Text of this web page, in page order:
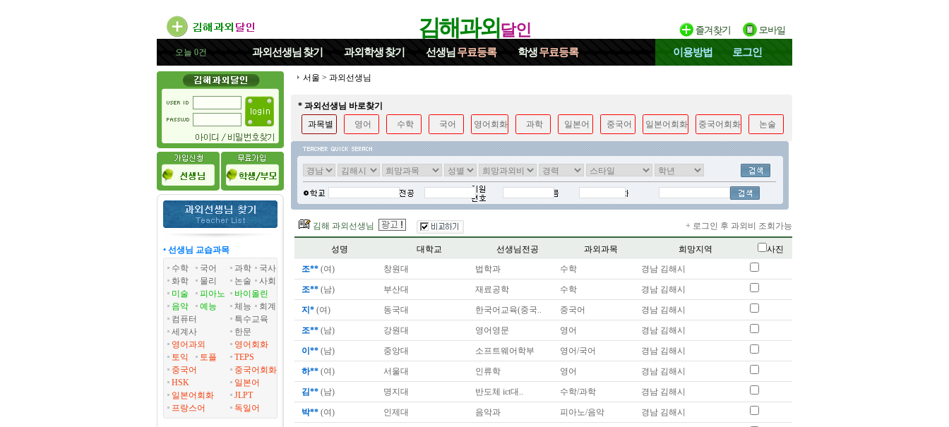
김해과외달인
오늘 0건 과외선생님 찾기 과외학생찾기 선생님 무료등록 학생무료등록 이용방법 로그인
• 선생님 교습과목
수학
국어 과학
국사
화학
물리 논술
사회
미술
피아노
바이올린
음악
예능 체능
회계
컴퓨터
특수교육
세계사
한문
영어과외
영어회화
토익
토플
TEPS
중국어
중국어회화
HSK
일본어
일본어회화
JLPT
프랑스어
독일어
서울 > 과외선생님
* 과외선생님 바로찾기
과목별
영어 수학 국어 영어회화 과학 일본어 중국어 일본어회화 중국어회화 논술
김해 과외선생님 + 로그인 후 과외비 조회가능
성명 대학교 선생님전공 과외과목 희망지역
사진
조** (여) 창원대 법학과 수학 경남 김해시
조** (남) 부산대 재료공학 수학 경남 김해시
지* (여) 동국대 한국어교육(중국.. 중국어 경남 김해시
조** (남) 강원대 영어영문 영어 경남 김해시
이** (남) 중앙대 소프트웨어학부 영어/국어 경남 김해시
하** (여) 서울대 인류학 영어 경남 김해시
김** (남) 명지대 반도체 ict대.. 수학/과학 경남 김해시
박** (여) 인제대 음악과 피아노/음악 경남 김해시